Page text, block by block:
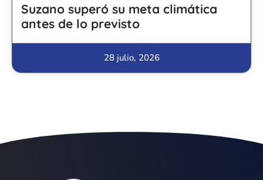
Suzano superó su meta climática
antes de lo previsto
28 julio, 2026